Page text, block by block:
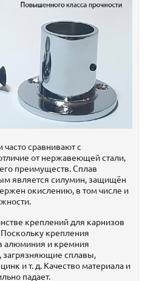
сравнивают с
от нержавеющей стали,
преимуществ. Сплав
является силумин, защищён
окислению, в том числе и
креплений для карнизов
крепления
алюминия и кремния
загрязняющие сплавы,
и т. д. Качество материала и
падает.